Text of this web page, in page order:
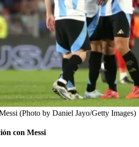
(Photo by Daniel Jayo/Getty Images)
con Messi